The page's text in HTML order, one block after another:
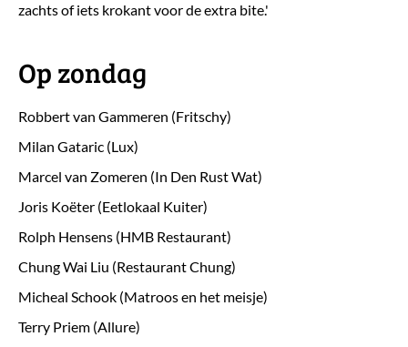
zachts of iets krokant voor de extra bite.'
Op zondag
Robbert van Gammeren (Fritschy)
Milan Gataric (Lux)
Marcel van Zomeren (In Den Rust Wat)
Joris Koëter (Eetlokaal Kuiter)
Rolph Hensens (HMB Restaurant)
Chung Wai Liu (Restaurant Chung)
Micheal Schook (Matroos en het meisje)
Terry Priem (Allure)